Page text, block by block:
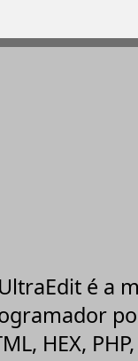
é a
HEX,